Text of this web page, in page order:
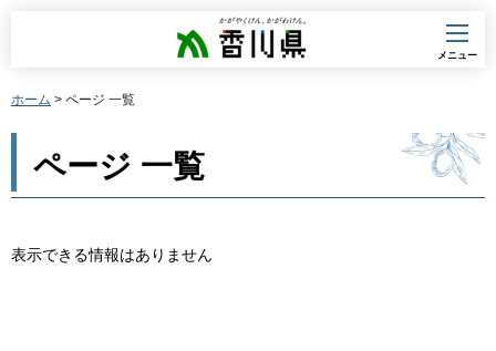
香川県
メニュー
ホーム > ページ 一覧
ページ 一覧
表示できる情報はありません